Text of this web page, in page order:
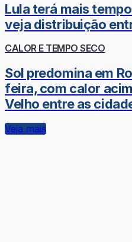
Lula terá mais
veja distribuição
CALOR E TEMPO SECO
Sol predomina em
feira, com calor
Velho entre as
Veja mais